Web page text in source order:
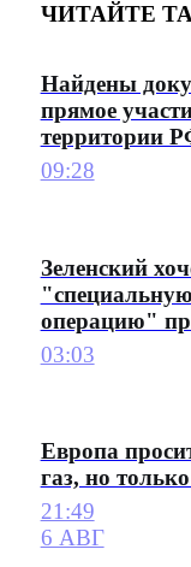
ЧИТАЙТЕ
Найдены
прямое
территории
09:28
Зеленский
операцию"
03:03
Европа
газ, но
21:49
6 АВГ